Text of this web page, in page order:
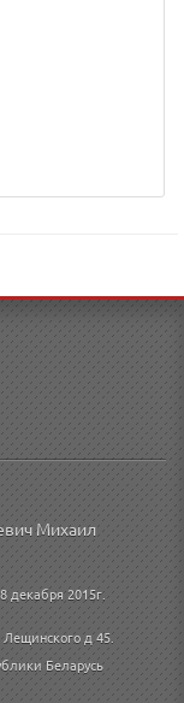
Михаил
декабря 2015г.
д 45.
Беларусь